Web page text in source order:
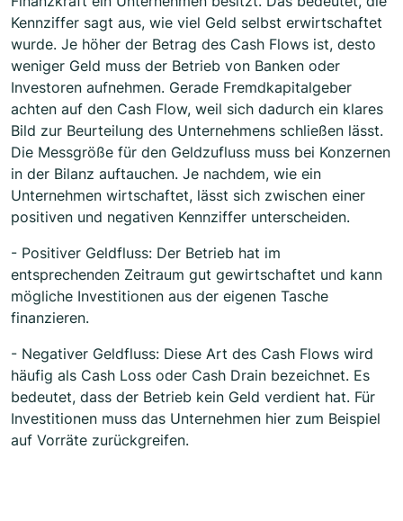
Kennziffer sagt aus, wie viel Geld selbst erwirtschaftet
wurde. Je höher der Betrag des Cash Flows ist, desto
weniger Geld muss der Betrieb von Banken oder
Investoren aufnehmen. Gerade Fremdkapitalgeber
achten auf den Cash Flow, weil sich dadurch ein klares
Bild zur Beurteilung des Unternehmens schließen lässt.
Die Messgröße für den Geldzufluss muss bei Konzernen
in der Bilanz auftauchen. Je nachdem, wie ein
Unternehmen wirtschaftet, lässt sich zwischen einer
positiven und negativen Kennziffer unterscheiden.
- Positiver Geldfluss: Der Betrieb hat im
entsprechenden Zeitraum gut gewirtschaftet und kann
mögliche Investitionen aus der eigenen Tasche
finanzieren.
- Negativer Geldfluss: Diese Art des Cash Flows wird
häufig als Cash Loss oder Cash Drain bezeichnet. Es
bedeutet, dass der Betrieb kein Geld verdient hat. Für
Investitionen muss das Unternehmen hier zum Beispiel
auf Vorräte zurückgreifen.